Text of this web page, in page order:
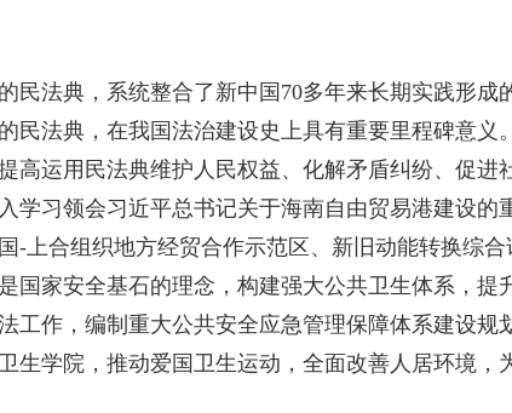
法典，系统整合了新中国70多年来长期实践形成
民法典，在我国法治建设史上具有重要里程碑意义
高运用民法典维护人民权益、化解矛盾纠纷、促进
学习领会习近平总书记关于海南自由贸易港建设的
上合组织地方经贸合作示范区、新旧动能转换综合
国家安全基石的理念，构建强大公共卫生体系，提
工作，编制重大公共安全应急管理保障体系建设规
学院，推动爱国卫生运动，全面改善人居环境，